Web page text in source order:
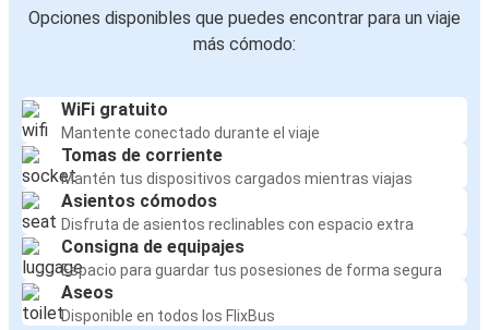
Opciones disponibles que puedes encontrar para un viaje
más cómodo:
WiFi gratuito
Mantente conectado durante el viaje
Tomas de corriente
Mantén tus dispositivos cargados mientras viajas
Asientos cómodos
Disfruta de asientos reclinables con espacio extra
Consigna de equipajes
Espacio para guardar tus posesiones de forma segura
Aseos
Disponible en todos los FlixBus